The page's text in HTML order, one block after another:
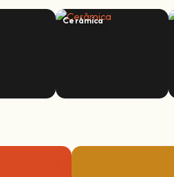
Cerâmica